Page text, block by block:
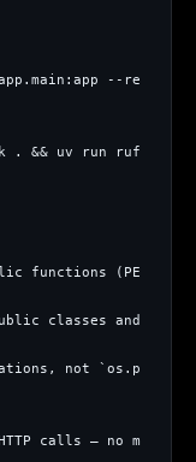
--re
. && uv run ruf
functions (PE
classes and
not `os.p
calls — no m